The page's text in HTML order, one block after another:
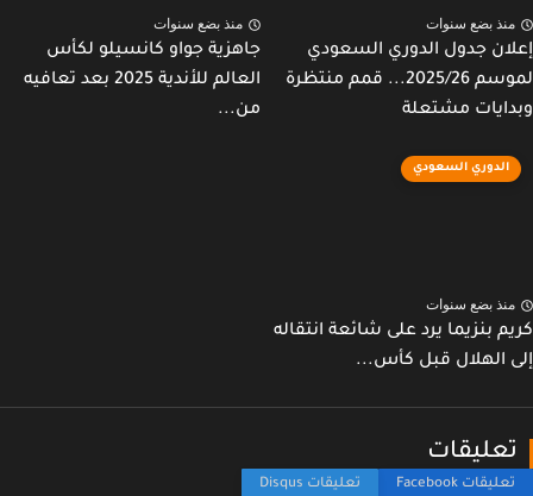
بضع سنوات
جدول الدوري السعودي
لموسم 2025/26... قمم منتظرة
مشتعلة
منذ بضع سنوات
جاهزية جواو كانسيلو لكأس
العالم للأندية 2025 بعد تعافيه
من...
الدوري السعودي
بضع سنوات
بنزيما يرد على شائعة انتقاله
الهلال قبل كأس...